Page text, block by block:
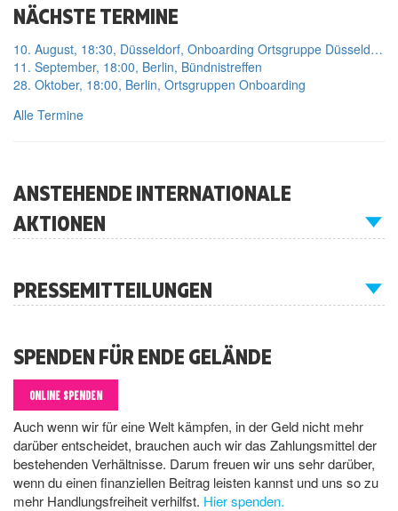
NÄCHSTE TERMINE
10. August, 18:30, Düsseldorf, Onboarding Ortsgruppe Düsseldorf
11. September, 18:00, Berlin, Bündnistreffen
28. Oktober, 18:00, Berlin, Ortsgruppen Onboarding
Alle Termine
ANSTEHENDE INTERNATIONALE
AKTIONEN
PRESSEMITTEILUNGEN
SPENDEN FÜR ENDE GELÄNDE
ONLINE SPENDEN
Auch wenn wir für eine Welt kämpfen, in der Geld nicht mehr
darüber entscheidet, brauchen auch wir das Zahlungsmittel der
bestehenden Verhältnisse. Darum freuen wir uns sehr darüber,
wenn du einen finanziellen Beitrag leisten kannst und uns so zu
mehr Handlungsfreiheit verhilfst. Hier spenden.